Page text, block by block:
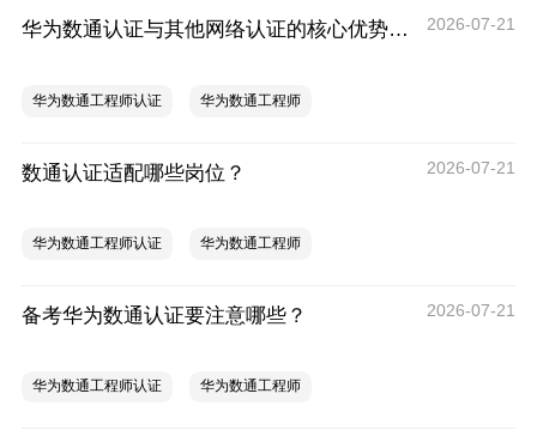
华为数通认证与其他网络认证的核心优势对比 2026-07-21
华为数通工程师认证 华为数通工程师
数通认证适配哪些岗位？ 2026-07-21
华为数通工程师认证 华为数通工程师
备考华为数通认证要注意哪些？ 2026-07-21
华为数通工程师认证 华为数通工程师